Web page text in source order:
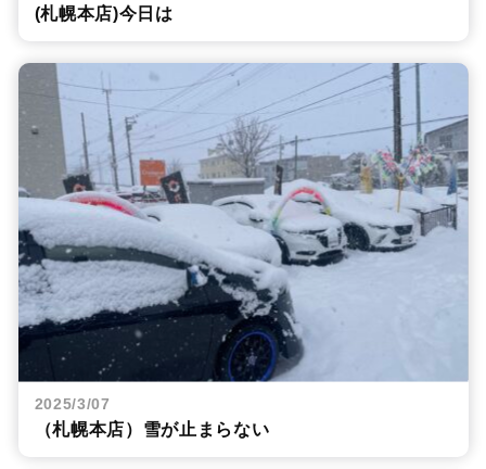
(札幌本店)今日は
2025/3/07
（札幌本店）雪が止まらない